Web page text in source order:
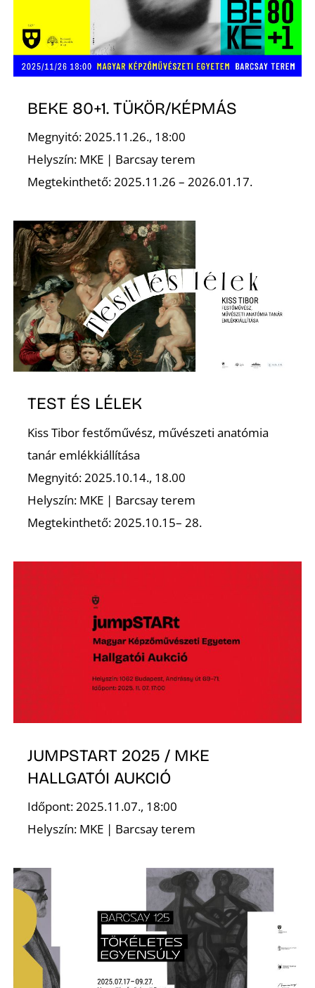
BEKE 80+1. TÜKÖR/KÉPMÁS
Megnyitó: 2025.11.26., 18:00
Helyszín: MKE | Barcsay terem
Megtekinthető: 2025.11.26 – 2026.01.17.
TEST ÉS LÉLEK
Kiss Tibor festőművész, művészeti anatómia
tanár emlékkiállítása
Megnyitó: 2025.10.14., 18.00
Helyszín: MKE | Barcsay terem
Megtekinthető: 2025.10.15– 28.
JUMPSTART 2025 / MKE
HALLGATÓI AUKCIÓ
Időpont: 2025.11.07., 18:00
Helyszín: MKE | Barcsay terem